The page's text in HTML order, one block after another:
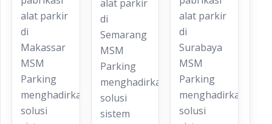
alat parkir
di
Makassar
MSM
Parking
menghadirkan
solusi
alat parkir
di
Semarang
MSM
Parking
menghadirkan
solusi
sistem
alat parkir
di
Surabaya
MSM
Parking
menghadirkan
solusi